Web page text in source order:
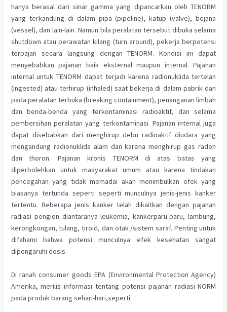
hanya berasal dari sinar gamma yang dipancarkan oleh TENORM
yang terkandung di dalam pipa (pipeline), katup (valve), bejana
(vessel), dan lain-lain. Namun bila peralatan tersebut dibuka selama
shutdown atau perawatan kilang (turn around), pekerja berpotensi
terpajan secara langsung dengan TENORM. Kondisi ini dapat
menyebabkan pajanan baik eksternal maupun internal. Pajanan
internal untuk TENORM dapat terjadi karena radionuklida tertelan
(ingested) atau terhirup (inhaled) saat bekerja di dalam pabrik dan
pada peralatan terbuka (breaking containment), penanganan limbah
dan benda-benda yang terkontaminasi radioaktif, dan selama
pembersihan peralatan yang terkontaminasi. Pajanan internal juga
dapat disebabkan dari menghirup debu radioaktif diudara yang
mengandung radionuklida alam dan karena menghirup gas radon
dan thoron. Pajanan kronis TENORM di atas batas yang
diperbolehkan untuk masyarakat umum atau karena tindakan
pencegahan yang tidak memadai akan menimbulkan efek yang
biasanya tertunda seperti seperti munculnya jenis-jenis kanker
tertentu. Beberapa jenis kanker telah dikaitkan dengan pajanan
radiasi pengion diantaranya leukemia, kankerparu-paru, lambung,
kerongkongan, tulang, tiroid, dan otak /sistem saraf. Penting untuk
difahami bahwa potensi munculnya efek kesehatan sangat
dipengaruhi dosis.
Di ranah consumer goods EPA (Environmental Protection Agency)
Amerika, merilis informasi tentang potensi pajanan radiasi NORM
pada produk barang sehari-hari,seperti: